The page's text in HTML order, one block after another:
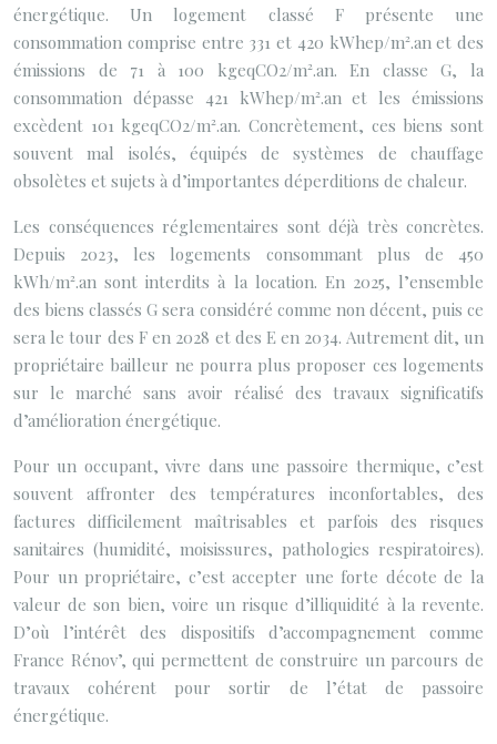
énergétique. Un logement classé F présente une
consommation comprise entre 331 et 420 kWhep/m².an et des
émissions de 71 à 100 kgeqCO2/m².an. En classe G, la
consommation dépasse 421 kWhep/m².an et les émissions
excèdent 101 kgeqCO2/m².an. Concrètement, ces biens sont
souvent mal isolés, équipés de systèmes de chauffage
obsolètes et sujets à d’importantes déperditions de chaleur.
Les conséquences réglementaires sont déjà très concrètes.
Depuis 2023, les logements consommant plus de 450
kWh/m².an sont interdits à la location. En 2025, l’ensemble
des biens classés G sera considéré comme non décent, puis ce
sera le tour des F en 2028 et des E en 2034. Autrement dit, un
propriétaire bailleur ne pourra plus proposer ces logements
sur le marché sans avoir réalisé des travaux significatifs
d’amélioration énergétique.
Pour un occupant, vivre dans une passoire thermique, c’est
souvent affronter des températures inconfortables, des
factures difficilement maîtrisables et parfois des risques
sanitaires (humidité, moisissures, pathologies respiratoires).
Pour un propriétaire, c’est accepter une forte décote de la
valeur de son bien, voire un risque d’illiquidité à la revente.
D’où l’intérêt des dispositifs d’accompagnement comme
France Rénov’, qui permettent de construire un parcours de
travaux cohérent pour sortir de l’état de passoire
énergétique.